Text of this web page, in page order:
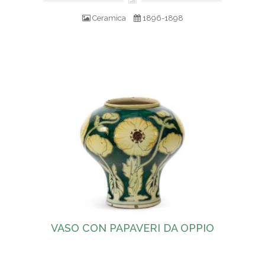
Ceramica 1896-1898
VASO CON PAPAVERI DA OPPIO